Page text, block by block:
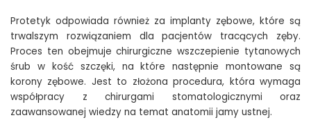
Protetyk odpowiada również za implanty zębowe, które są
trwalszym rozwiązaniem dla pacjentów tracących zęby.
Proces ten obejmuje chirurgiczne wszczepienie tytanowych
śrub w kość szczęki, na które następnie montowane są
korony zębowe. Jest to złożona procedura, która wymaga
współpracy z chirurgami stomatologicznymi oraz
zaawansowanej wiedzy na temat anatomii jamy ustnej.